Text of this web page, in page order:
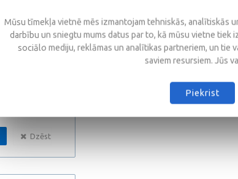
Dzēst
Mūsu tīmekļa vietnē mēs izmantojam tehniskās, analītiskās
darbību un sniegtu mums datus par to, kā mūsu vietne
sociālo mediju, reklāmas un analītikas partneriem, un tie
saviem resursiem. Jūs
Piekrist